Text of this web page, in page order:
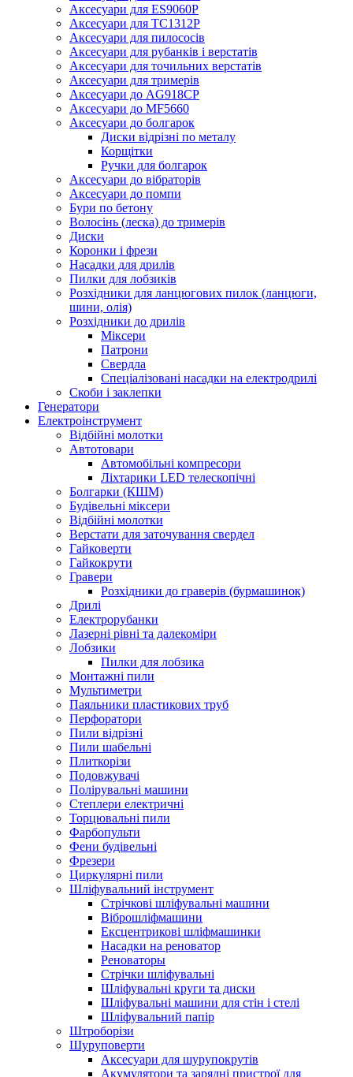
Аксесуари для ES9060P
Аксесуари для TC1312P
Аксесуари для пилососів
Аксесуари для рубанків і верстатів
Аксесуари для точильних верстатів
Аксесуари для тримерів
Аксесуари до AG918CP
Аксесуари до MF5660
Аксесуари до болгарок
Диски відрізні по металу
Корщітки
Ручки для болгарок
Аксесуари до вібраторів
Аксесуари до помпи
Бури по бетону
Волосінь (леска) до тримерів
Диски
Коронки і фрези
Насадки для дрилів
Пилки для лобзиків
Розхідники для ланцюгових пилок (ланцюги,
шини, олія)
Розхідники до дрилів
Міксери
Патрони
Свердла
Спеціалізовані насадки на електродрилі
Скоби і заклепки
Генератори
Електроінструмент
Bідбійні молотки
Автотовари
Автомобільні компресори
Ліхтарики LED телескопічні
Болгарки (КШМ)
Будівельні міксери
Відбійні молотки
Верстати для заточування свердел
Гайковерти
Гайкокрути
Гравери
Розхідники до граверів (бурмашинок)
Дрилі
Електрорубанки
Лазерні рівні та далекоміри
Лобзики
Пилки для лобзика
Монтажні пили
Мультиметри
Паяльники пластикових труб
Перфоратори
Пили відрізні
Пили шабельні
Плиткорізи
Подовжувачі
Полірувальні машини
Степлери електричні
Торцювальні пили
Фарбопульти
Фени будівельні
Фрезери
Циркулярні пили
Шліфувальний інструмент
Cтрічкові шліфувальні машини
Віброшліфмашини
Ексцентрикові шліфмашинки
Насадки на реноватор
Реноваторы
Стрічки шліфувальні
Шліфувальні круги та диски
Шліфувальні машини для стін і стелі
Шліфувальний папір
Штроборізи
Шуруповерти
Аксесуари для шурупокрутів
Акумулятори та зарядні пристрої для